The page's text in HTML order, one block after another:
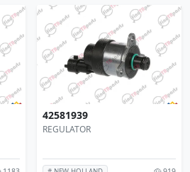
42581939
REGULATOR